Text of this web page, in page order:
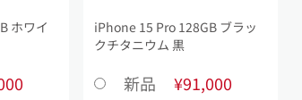
ホワイ
iPhone 15 Pro 128GB ブラッ
クチタニウム 黒
新品
¥91,000